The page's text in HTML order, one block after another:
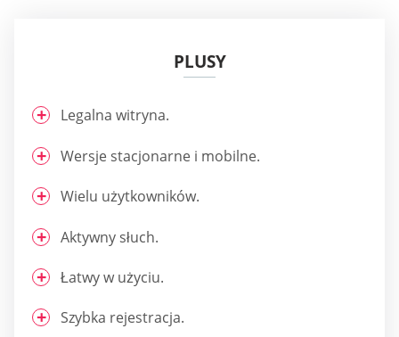
PLUSY
Legalna witryna.
Wersje stacjonarne i mobilne.
Wielu użytkowników.
Aktywny słuch.
Łatwy w użyciu.
Szybka rejestracja.